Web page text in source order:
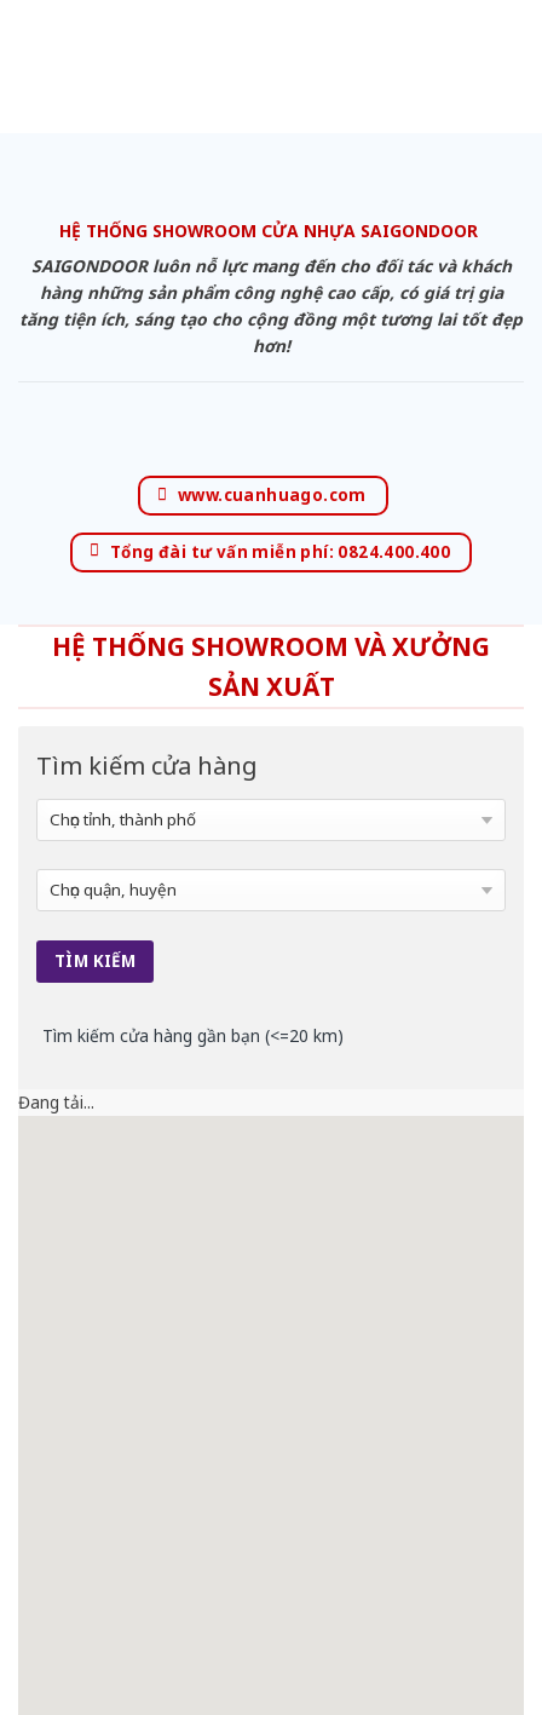
HỆ THỐNG SHOWROOM CỬA NHỰA SAIGONDOOR
SAIGONDOOR luôn nỗ lực mang đến cho đối tác và khách
hàng những sản phẩm công nghệ cao cấp, có giá trị gia
tăng tiện ích, sáng tạo cho cộng đồng một tương lai tốt đẹp
hơn!
www.cuanhuago.com
Tổng đài tư vấn miễn phí: 0824.400.400
HỆ THỐNG SHOWROOM VÀ XƯỞNG
SẢN XUẤT
Tìm kiếm cửa hàng
Tìm kiếm cửa hàng gần bạn (<=20 km)
Đang tải...